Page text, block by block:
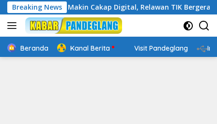
Langsung
ke
konten
Breaking News
: Banten Makin Cakap Digital, Relawan TIK Bergerak
Beranda Kanal Berita Visit Pandeglang